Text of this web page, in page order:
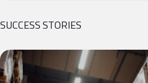
SUCCESS STORIES